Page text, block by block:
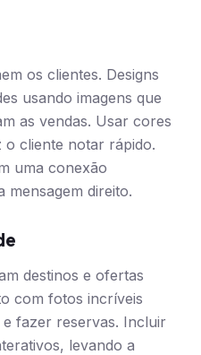
os clientes. Designs
usando imagens que
as vendas. Usar cores
cliente notar rápido.
uma conexão
mensagem direito.
destinos e ofertas
com fotos incríveis
e fazer reservas. Incluir
levando a